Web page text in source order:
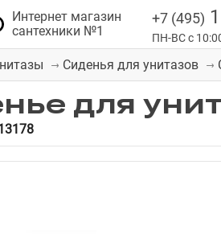
Интернет магазин
сантехники №1
+7 (495)
ПН-ВС с
Сиденья для унитазов
для